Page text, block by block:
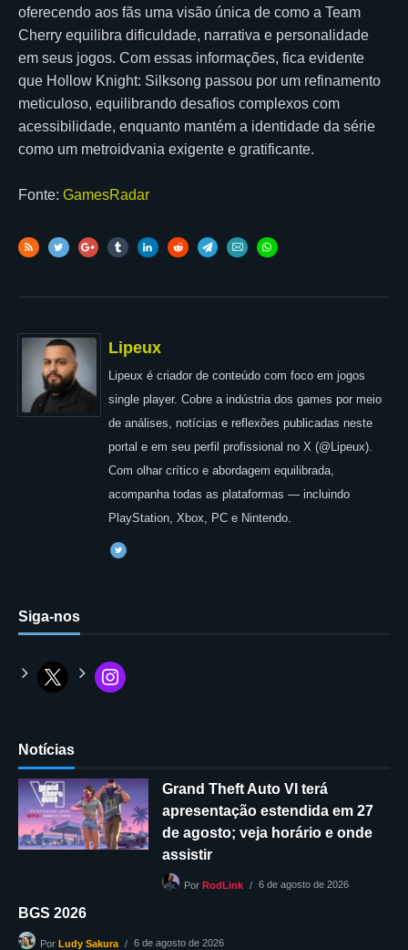
oferecendo aos fãs uma visão única de como a Team
Cherry equilibra dificuldade, narrativa e personalidade
em seus jogos. Com essas informações, fica evidente
que Hollow Knight: Silksong passou por um refinamento
meticuloso, equilibrando desafios complexos com
acessibilidade, enquanto mantém a identidade da série
como um metroidvania exigente e gratificante.
Fonte: GamesRadar
Lipeux
Lipeux é criador de conteúdo com foco em jogos
single player. Cobre a indústria dos games por meio
de análises, notícias e reflexões publicadas neste
portal e em seu perfil profissional no X (@Lipeux).
Com olhar crítico e abordagem equilibrada,
acompanha todas as plataformas — incluindo
PlayStation, Xbox, PC e Nintendo.
Siga-nos
Notícias
Grand Theft Auto VI terá
apresentação estendida em 27
de agosto; veja horário e onde
assistir
PorRodLink 6 de agosto de 2026
BGS 2026
PorLudy Sakura 6 de agosto de 2026